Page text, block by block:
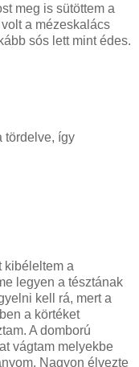
meg is sütöttem a
a mézeskalács
sós lett mint édes.
tördelve, így
kibéleltem a
legyen a tésztának
kell rá, mert a
a körtéket
A domború
vágtam melyekbe
Nagyon élvezte